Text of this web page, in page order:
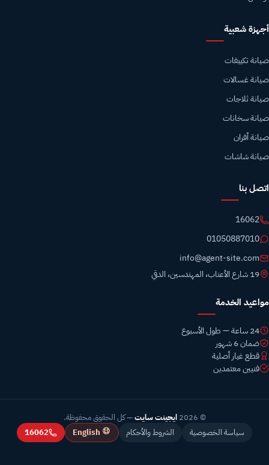
أجهزة شعبية
صيانة تكييفات
صيانة غسالات
صيانة ثلاجات
صيانة سخانات
صيانة أفران
صيانة شاشات
اتصل بنا
16062
01050887010
info@agent-site.com
19 شارع الأعناب، المهندسين، الدقي
مواعيد الخدمة
24 ساعة — طول الأسبوع
ضمان 6 شهور
قطع غيار أصلية
فنيين معتمدين
© 2026 ايجينت سايت— كل الحقوق محفوظة.
سياسة الخصوصية
الشروط والأحكام English
16062